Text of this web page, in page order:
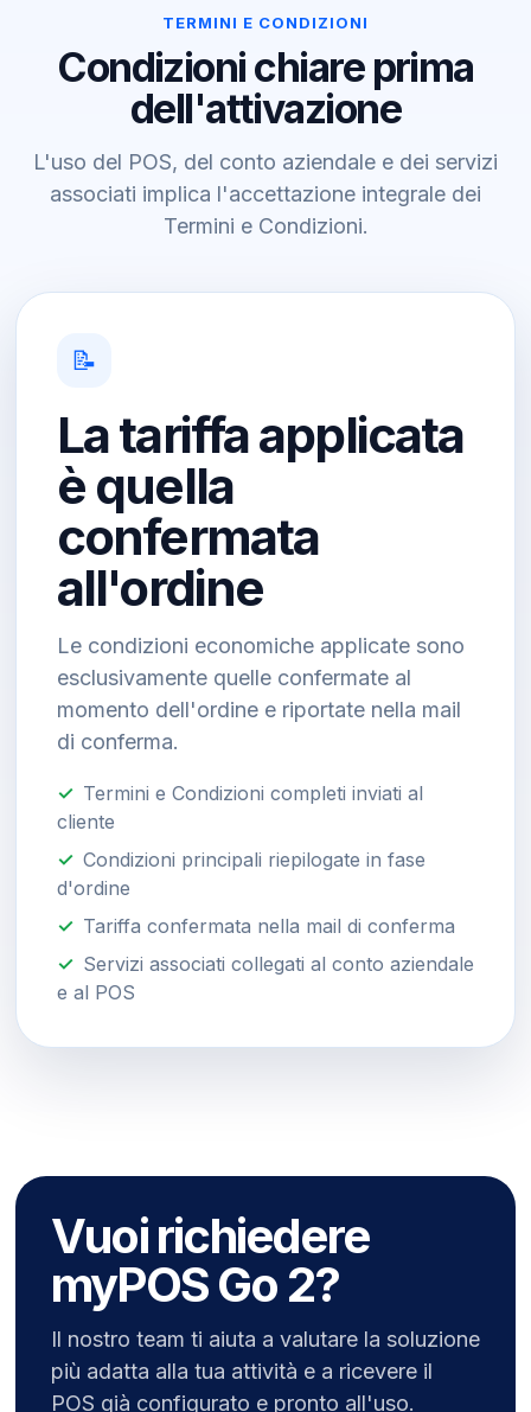
TERMINI E CONDIZIONI
Condizioni chiare prima
dell'attivazione
L'uso del POS, del conto aziendale e dei servizi
associati implica l'accettazione integrale dei
Termini e Condizioni.
📝
La tariffa applicata
è quella
confermata
all'ordine
Le condizioni economiche applicate sono
esclusivamente quelle confermate al
momento dell'ordine e riportate nella mail
di conferma.
Termini e Condizioni completi inviati al
cliente
Condizioni principali riepilogate in fase
d'ordine
Tariffa confermata nella mail di conferma
Servizi associati collegati al conto aziendale
e al POS
Vuoi richiedere
myPOS Go 2?
Il nostro team ti aiuta a valutare la soluzione
più adatta alla tua attività e a ricevere il
POS già configurato e pronto all'uso.